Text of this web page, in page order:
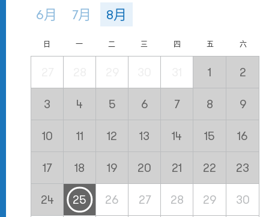
6月 7月 8月
日 一 二 三 四 五 六
1 2
3 4 5 6 7 8 9
10 11 12 13 14 15 16
17 18 19 20 21 22 23
24 25 26 27 28 29 30